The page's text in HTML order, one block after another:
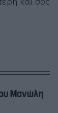
Μανώλη